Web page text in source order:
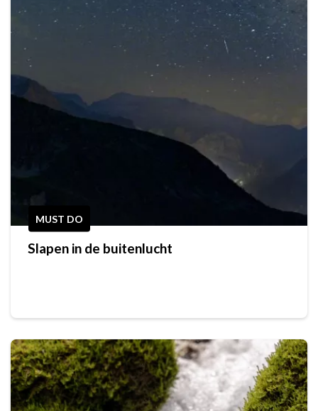
MUST DO
Slapen in de buitenlucht